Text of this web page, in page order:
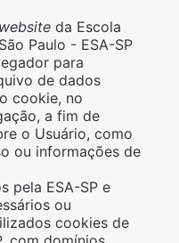
website da Escola
Paulo - ESA-SP
para
de dados
cookie, no
a fim de
o Usuário, como
ou informações de
pela ESA-SP e
ou
cookies de